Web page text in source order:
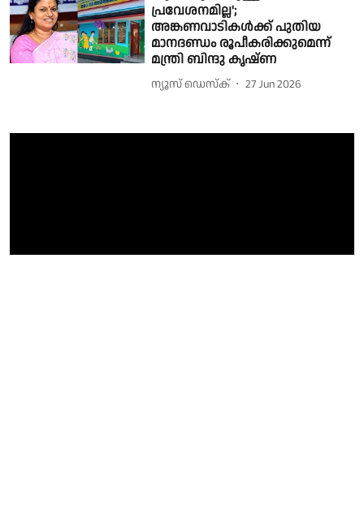
പ്രവേശനമില്ല';
അങ്കണവാടികൾക്ക് പുതിയ
മാനദണ്ഡം രൂപീകരിക്കുമെന്ന്
മന്ത്രി ബിന്ദു കൃഷ്ണ
ന്യൂസ് ഡെസ്ക് 27 Jun 2026